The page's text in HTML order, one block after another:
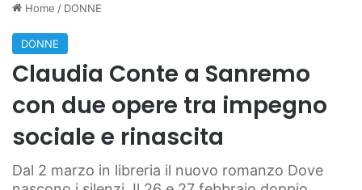
Home / DONNE
DONNE
Claudia Conte a Sanremo
con due opere tra impegno
sociale e rinascita
Dal 2 marzo in libreria il nuovo romanzo Dove